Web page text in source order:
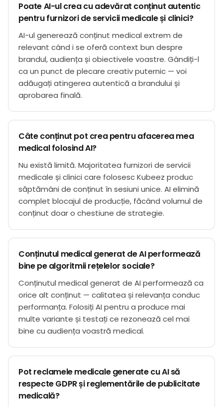
Poate AI-ul crea cu adevărat conținut autentic
pentru furnizori de servicii medicale și clinici?
AI-ul generează conținut medical extrem de
relevant când i se oferă context bun despre
brandul, audiența și obiectivele voastre. Gândiți-l
ca un punct de plecare creativ puternic — voi
adăugați atingerea autentică a brandului și
aprobarea finală.
Câte conținut pot crea pentru afacerea mea
medical folosind AI?
Nu există limită. Majoritatea furnizori de servicii
medicale și clinici care folosesc Kubeez produc
săptămâni de conținut în sesiuni unice. AI elimină
complet blocajul de producție, făcând volumul de
conținut doar o chestiune de strategie.
Conținutul medical generat de AI performează
bine pe algoritmii rețelelor sociale?
Conținutul medical generat de AI performează ca
orice alt conținut — calitatea și relevanța conduc
performanța. Folosiți AI pentru a produce mai
multe variante și testați ce rezonează cel mai
bine cu audiența voastră medical.
Pot reclamele medicale generate cu AI să
respecte GDPR și reglementările de publicitate
medicală?